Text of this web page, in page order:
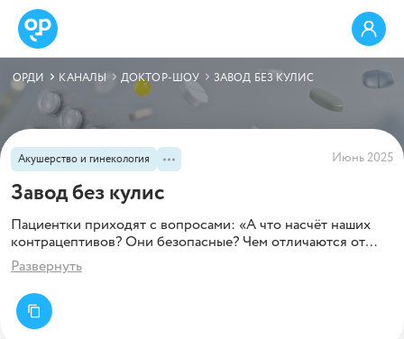
ОРДИ КАНАЛЫ ДОКТОР-ШОУ ЗАВОД БЕЗ КУЛИС
Акушерство и гинекология Июнь 2025
Завод без кулис
Пациентки приходят с вопросами: «А что насчёт наших
контрацептивов? Они безопасные? Чем отличаются от
импортных?»
Мы сделали то, что никто не делал — отправились на
производство и разобрали:
✅ Как на самом деле делают российские гормональные
контрацептивы
Развернуть